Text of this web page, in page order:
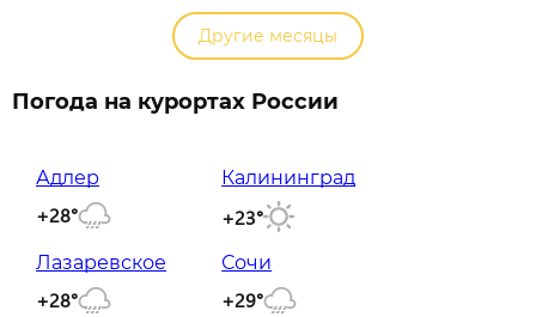
Другие месяцы
Погода на курортах России
Адлер
+28°
Калининград
+23°
Лазаревское
+28°
Сочи
+29°